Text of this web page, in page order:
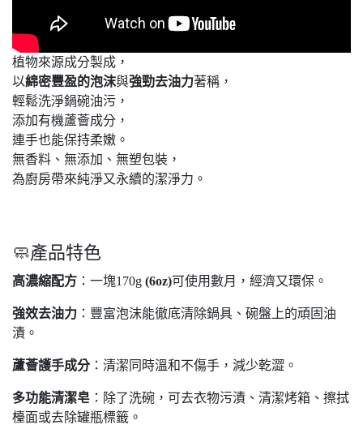
植物來源成分製成，
以綿密豐盈的泡沫與強勁去油力著稱，
輕鬆洗淨鍋碗油污，
添加有機蘆薈成分，
連手也能保持柔嫩。
無香料、無添加、無塑包裝，
為廚房帶來純淨又永續的潔淨力。
🧼產品特色
高濃縮配方 ：一塊170g (6oz)可使用數月，經濟又環保。
強效去油力 ：豐富泡沫能徹底清除鍋具、碗盤上的頑固油
漬。
蘆薈護手成分：清潔同時溫和不傷手，減少乾澀。
多功能清潔皂 ：除了洗碗，可去衣物污漬、清潔烤箱、擦拭
檯面或去除罐瓶標籤。